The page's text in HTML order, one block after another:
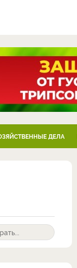
ДЕЛА